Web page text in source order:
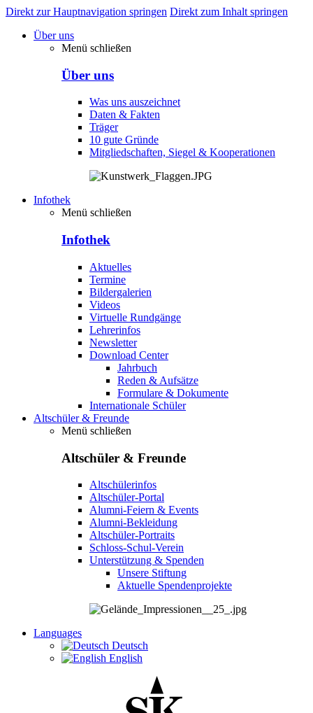
Direkt zur Hauptnavigation springen Direkt zum Inhalt springen
Über uns
Menü schließen
Über uns
Was uns auszeichnet
Daten & Fakten
Träger
10 gute Gründe
Mitgliedschaften, Siegel & Kooperationen
Infothek
Menü schließen
Infothek
Aktuelles
Termine
Bildergalerien
Videos
Virtuelle Rundgänge
Lehrerinfos
Newsletter
Download Center
Jahrbuch
Reden & Aufsätze
Formulare & Dokumente
Internationale Schüler
Altschüler & Freunde
Menü schließen
Altschüler & Freunde
Altschülerinfos
Altschüler-Portal
Alumni-Feiern & Events
Alumni-Bekleidung
Altschüler-Portraits
Schloss-Schul-Verein
Unterstützung & Spenden
Unsere Stiftung
Aktuelle Spendenprojekte
Languages
Deutsch
English